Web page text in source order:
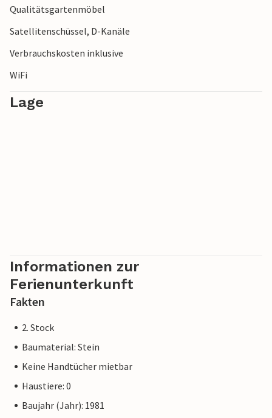
Qualitätsgartenmöbel
Satellitenschüssel, D-Kanäle
Verbrauchskosten inklusive
WiFi
Lage
Informationen zur
Ferienunterkunft
Fakten
2. Stock
Baumaterial: Stein
Keine Handtücher mietbar
Haustiere: 0
Baujahr (Jahr): 1981